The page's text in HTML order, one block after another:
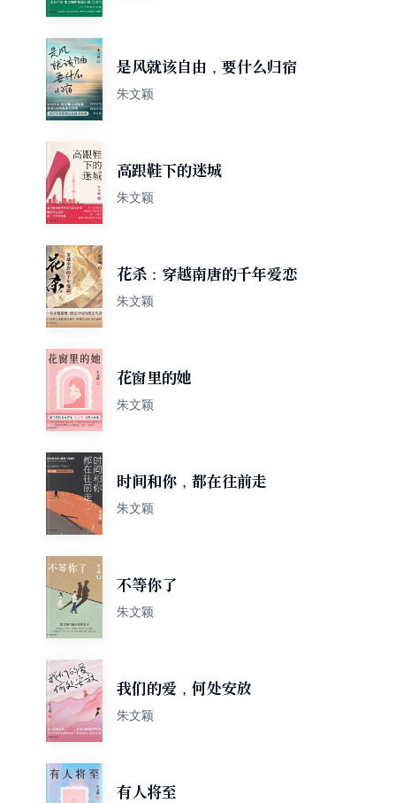
是风就该自由，要什么归宿
朱文颖
高跟鞋下的迷城
朱文颖
花杀：穿越南唐的千年爱恋
朱文颖
花窗里的她
朱文颖
时间和你，都在往前走
朱文颖
不等你了
朱文颖
我们的爱，何处安放
朱文颖
有人将至